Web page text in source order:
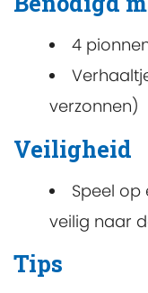
4
verzonnen)
Veiligheid
Speel op
veilig naar
Tips